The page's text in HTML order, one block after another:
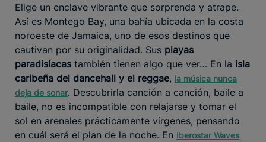
Elige un enclave vibrante que sorprenda y atrape.
Así es Montego Bay, una bahía ubicada en la costa
noroeste de Jamaica, uno de esos destinos que
cautivan por su originalidad. Sus playas
paradisíacas también tienen algo que ver… En la isla
caribeña del dancehall y el reggae, la música nunca
deja de sonar. Descubrirla canción a canción, baile a
baile, no es incompatible con relajarse y tomar el
sol en arenales prácticamente vírgenes, pensando
en cuál será el plan de la noche. En Iberostar Waves